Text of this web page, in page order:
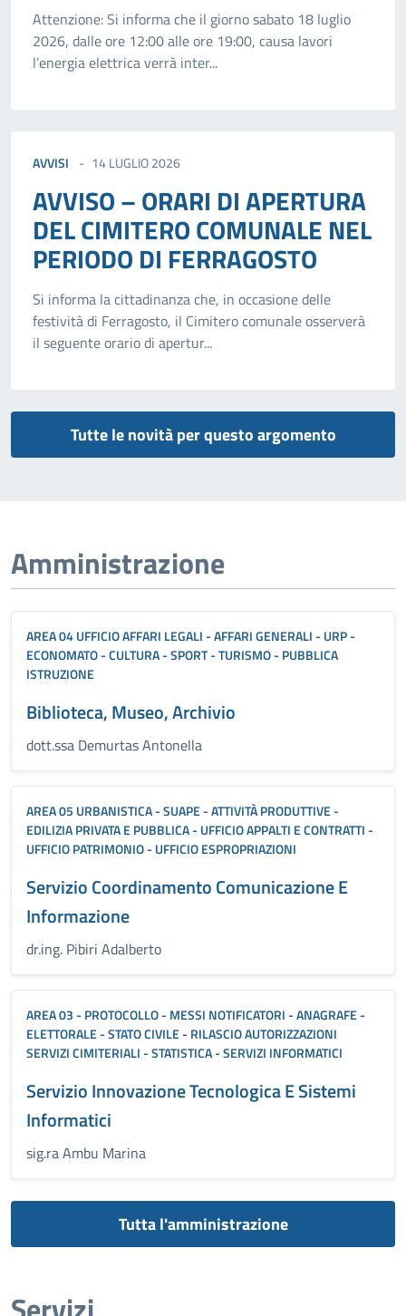
Attenzione: Si informa che il giorno sabato 18 luglio
2026, dalle ore 12:00 alle ore 19:00, causa lavori
l’energia elettrica verrà inter...
AVVISI 14 LUGLIO 2026
AVVISO – ORARI DI APERTURA
DEL CIMITERO COMUNALE NEL
PERIODO DI FERRAGOSTO
Si informa la cittadinanza che, in occasione delle
festività di Ferragosto, il Cimitero comunale osserverà
il seguente orario di apertur...
Tutte le novità per questo argomento
Amministrazione
AREA 04 UFFICIO AFFARI LEGALI - AFFARI GENERALI - URP -
ECONOMATO - CULTURA - SPORT - TURISMO - PUBBLICA
ISTRUZIONE
Biblioteca, Museo, Archivio
dott.ssa Demurtas Antonella
AREA 05 URBANISTICA - SUAPE - ATTIVITÀ PRODUTTIVE -
EDILIZIA PRIVATA E PUBBLICA - UFFICIO APPALTI E CONTRATTI -
UFFICIO PATRIMONIO - UFFICIO ESPROPRIAZIONI
Servizio Coordinamento Comunicazione E
Informazione
dr.ing. Pibiri Adalberto
AREA 03 - PROTOCOLLO - MESSI NOTIFICATORI - ANAGRAFE -
ELETTORALE - STATO CIVILE - RILASCIO AUTORIZZAZIONI
SERVIZI CIMITERIALI - STATISTICA - SERVIZI INFORMATICI
Servizio Innovazione Tecnologica E Sistemi
Informatici
sig.ra Ambu Marina
Tutta l'amministrazione